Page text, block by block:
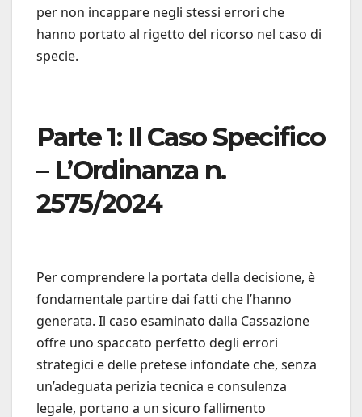
per non incappare negli stessi errori che
hanno portato al rigetto del ricorso nel caso di
specie.
Parte 1: Il Caso Specifico
– L’Ordinanza n.
2575/2024
Per comprendere la portata della decisione, è
fondamentale partire dai fatti che l’hanno
generata. Il caso esaminato dalla Cassazione
offre uno spaccato perfetto degli errori
strategici e delle pretese infondate che, senza
un’adeguata perizia tecnica e consulenza
legale, portano a un sicuro fallimento